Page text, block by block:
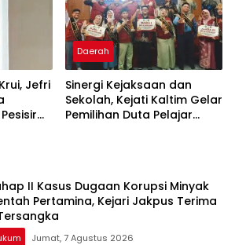
Jefri
Daerah
Sinergi Kejaksaan dan
Sekolah, Kejati Kaltim Gelar
Pemilihan Duta Pelajar
II Kasus Dugaan Korupsi Minyak
Pertamina, Kejari Jakpus Terima
Jumat, 7 Agustus 2026